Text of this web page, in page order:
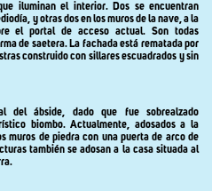
iluminan el interior. Dos se encuentran
y otras dos en los muros de la nave, a la
el portal de acceso actual. Son todas
de saetera. La fachada está rematada por
construido con sillares escuadrados y sin
del ábside, dado que fue sobrealzado
biombo. Actualmente, adosados ​​a la
muros de piedra con una puerta de arco de
también se adosan a la casa situada al